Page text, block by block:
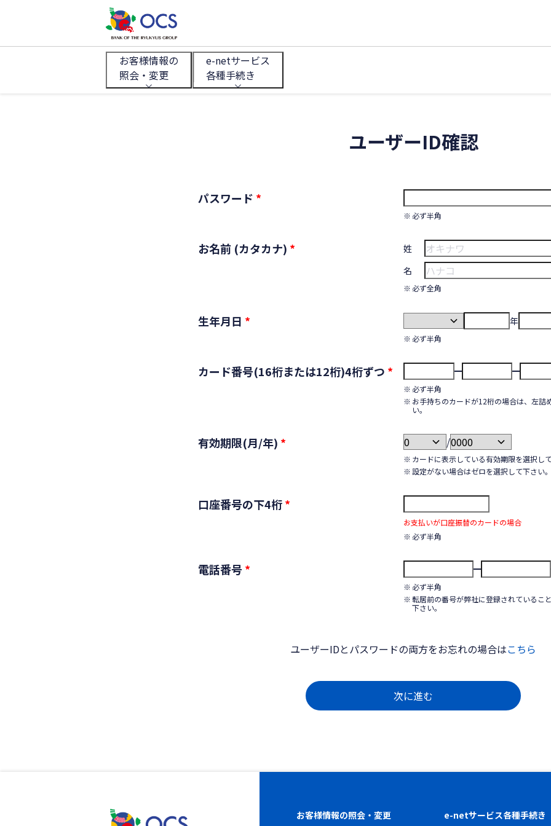
お客様情報の
照会・変更
e-netサービス
各種手続き
ユーザーID確認
パスワード *
必ず半角
お名前 (カタカナ) *
姓
名
必ず全角
生年月日 * 年
必ず半角
カード番号(16桁または12桁)4桁ずつ *
必ず半角
お手持ちのカードが12桁の場合は、左詰
い。
有効期限(月/年) * /
カードに表示している有効期限を選択して
設定がない場合はゼロを選択して下さい。
口座番号の下4桁*
お支払いが口座振替のカードの場合
必ず半角
電話番号 *
必ず半角
転居前の番号が弊社に登録されているこ
下さい。
ユーザーIDとパスワードの両方をお忘れの場合はこちら
次に進む
お客様情報の照会・変更 e-netサービス各種手続き